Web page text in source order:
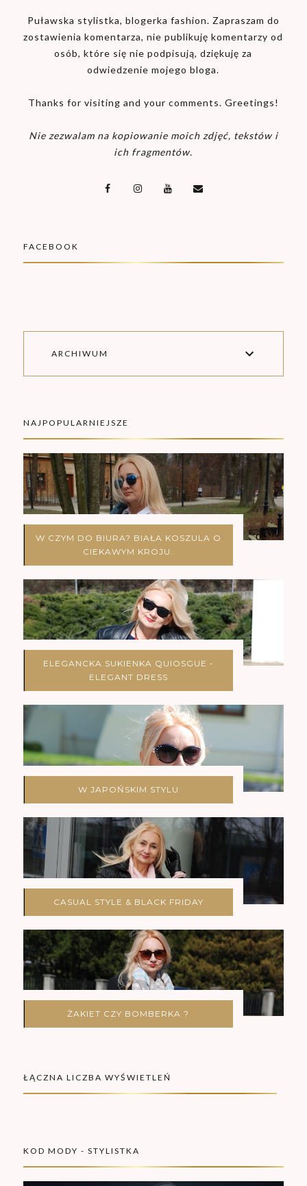
Puławska stylistka, blogerka fashion. Zapraszam do
zostawienia komentarza, nie publikuję komentarzy od
osób, które się nie podpisują, dziękuję za
odwiedzenie mojego bloga.
Thanks for visiting and your comments. Greetings!
Nie zezwalam na kopiowanie moich zdjęć, tekstów i
ich fragmentów.
FACEBOOK
ARCHIWUM
NAJPOPULARNIEJSZE
W CZYM DO BIURA? BIAŁA KOSZULA O
CIEKAWYM KROJU.
ELEGANCKA SUKIENKA QUIOSGUE -
ELEGANT DRESS
W JAPOŃSKIM STYLU
CASUAL STYLE & BLACK FRIDAY
ŻAKIET CZY BOMBERKA ?
ŁĄCZNA LICZBA WYŚWIETLEŃ
KOD MODY - STYLISTKA